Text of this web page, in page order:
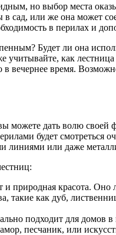
но выбор места
или же она может
в перилах и
Будет ли она
учитывайте, как
вечернее время.
можете дать волю
будет смотреться
линиями или даже
красота. Оно
такие как дуб,
подходит для домов в
песчаник, или